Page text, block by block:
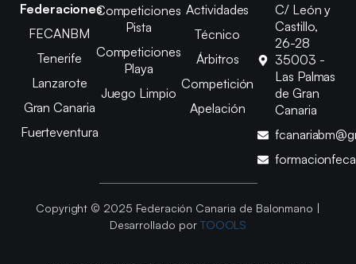
Federaciones
FECANBM
Tenerife
Lanzarote
Gran Canaria
Fuerteventura
Competiciones
Pista
Competiciones
Playa
Juego Limpio
Actividades
Técnico
Árbitros
Competición
Apelación
C/ León y
Castillo,
26-28
35003 -
Las Palmas
de Gran
Canaria
Copyright © 2025 Federación Canaria de Balonmano |
Desarrollado por TOOOLS